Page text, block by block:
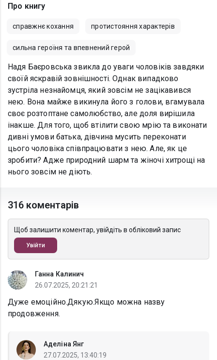
Про книгу
справжнє кохання протистояння характерів
сильна героїня та впевнений герой
Надя Баєровська звикла до уваги чоловіків завдяки
своїй яскравій зовнішності. Однак випадково
зустріла незнайомця, який зовсім не зацікавився
нею. Вона майже викинула його з голови, вгамувала
своє розтоптане самолюбство, але доля вирішила
інакше. Для того, щоб втілити свою мрію та виконати
дивні умови батька, дівчина мусить переконати
цього чоловіка співпрацювати з нею. Але, як це
зробити? Адже природний шарм та жіночі хитрощі на
нього зовсім не діють.
316 коментарів
Щоб залишити коментар, увійдіть в обліковий запис
Увійти
Ганна Калинич
26.07.2025, 20:21:21
Дуже емоційно.Дякую.Якщо можна назву
продовження.
Аделіна Янг
27.07.2025, 13:40:19